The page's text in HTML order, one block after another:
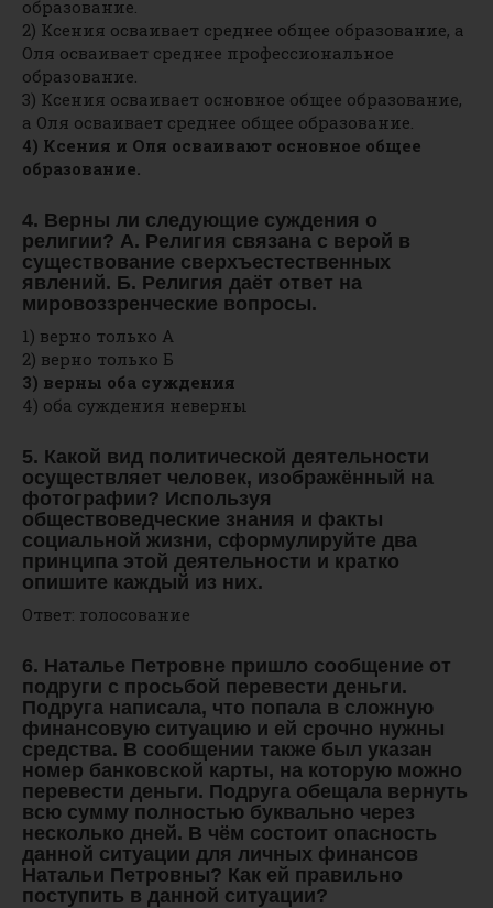
образование.
2) Ксения осваивает среднее общее образование, а
Оля осваивает среднее профессиональное
образование.
3) Ксения осваивает основное общее образование,
а Оля осваивает среднее общее образование.
4) Ксения и Оля осваивают основное общее
образование.
4. Верны ли следующие суждения о
религии? А. Религия связана с верой в
существование сверхъестественных
явлений. Б. Религия даёт ответ на
мировоззренческие вопросы.
1) верно только А
2) верно только Б
3) верны оба суждения
4) оба суждения неверны
5. Какой вид политической деятельности
осуществляет человек, изображённый на
фотографии? Используя
обществоведческие знания и факты
социальной жизни, сформулируйте два
принципа этой деятельности и кратко
опишите каждый из них.
Ответ: голосование
6. Наталье Петровне пришло сообщение от
подруги с просьбой перевести деньги.
Подруга написала, что попала в сложную
финансовую ситуацию и ей срочно нужны
средства. В сообщении также был указан
номер банковской карты, на которую можно
перевести деньги. Подруга обещала вернуть
всю сумму полностью буквально через
несколько дней. В чём состоит опасность
данной ситуации для личных финансов
Натальи Петровны? Как ей правильно
поступить в данной ситуации?